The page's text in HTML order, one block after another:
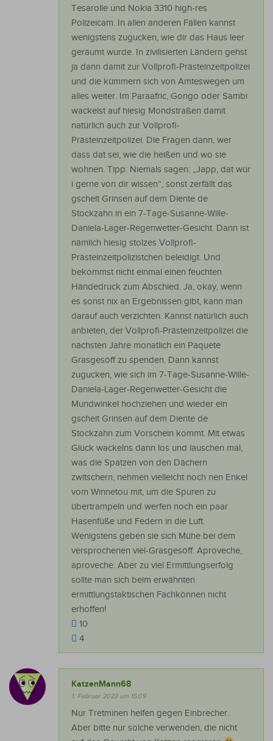
Tesarolle und Nokia 3310 high-res
Polizeicam. In allen anderen Fällen kannst
wenigstens zugucken, wie dir das Haus leer
geräumt wurde. In zivilisierten Ländern gehst
ja dann damit zur Vollprofi-Prästeinzeitpolizei
und die kümmern sich von Amteswegen um
alles weiter. Im Paraafric, Gongo oder Sambi
wackelst auf hiesig Mondstraßen damit
natürlich auch zur Vollprofi-
Prästeinzeitpolizei. Die Fragen dann, wer
dass dat sei, wie die heißen und wo sie
wohnen. Tipp: Niemals sagen: „Japp, dat wür
i gerne von dir wissen“, sonst zerfällt das
gscheit Grinsen auf dem Diente de
Stockzahn in ein 7-Tage-Susanne-Wille-
Daniela-Lager-Regenwetter-Gesicht. Dann ist
nämlich hiesig stolzes Vollprofi-
Prästeinzeitpolizistchen beleidigt. Und
bekommst nicht einmal einen feuchten
Händedruck zum Abschied. Ja, okay, wenn
es sonst nix an Ergebnissen gibt, kann man
darauf auch verzichten. Kannst natürlich auch
anbieten, der Vollprofi-Prästeinzeitpolizei die
nächsten Jahre monatlich ein Paquete
Grasgesöff zu spenden. Dann kannst
zugucken, wie sich im 7-Tage-Susanne-Wille-
Daniela-Lager-Regenwetter-Gesicht die
Mundwinkel hochziehen und wieder ein
gscheit Grinsen auf dem Diente de
Stockzahn zum Vorschein kommt. Mit etwas
Glück wackelns dann los und lauschen mal,
was die Spatzen von den Dächern
zwitschern, nehmen vielleicht noch nen Enkel
vom Winnetou mit, um die Spuren zu
übertrampeln und werfen noch ein paar
Hasenfüße und Federn in die Luft.
Wenigstens geben sie sich Mühe bei dem
versprochenen viel-Grasgesöff. Aproveche,
aproveche. Aber zu viel Ermittlungserfolg
sollte man sich beim erwähnten
ermittlungstaktischen Fachkönnen nicht
erhoffen!
10
4
KatzenMann68
1. Februar 2023 um 15:09
Nur Tretminen helfen gegen Einbrecher.
Aber bitte nur solche verwenden, die nicht